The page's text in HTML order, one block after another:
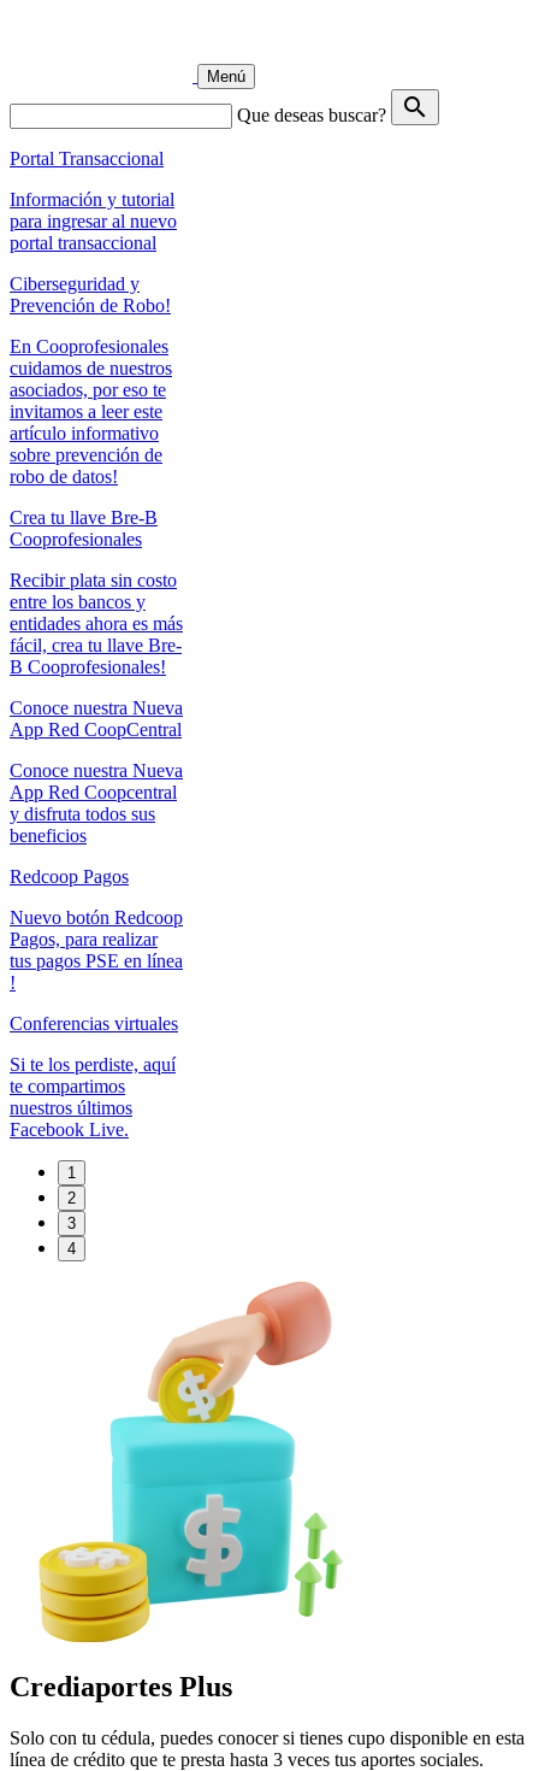
Menú
Que deseas buscar? search
Portal Transaccional
Información y tutorial
para ingresar al nuevo
portal transaccional
Ciberseguridad y
Prevención de Robo!
En Cooprofesionales
cuidamos de nuestros
asociados, por eso te
invitamos a leer este
artículo informativo
sobre prevención de
robo de datos!
Crea tu llave Bre-B
Cooprofesionales
Recibir plata sin costo
entre los bancos y
entidades ahora es más
fácil, crea tu llave Bre-
B Cooprofesionales!
Conoce nuestra Nueva
App Red CoopCentral
Conoce nuestra Nueva
App Red Coopcentral
y disfruta todos sus
beneficios
Redcoop Pagos
Nuevo botón Redcoop
Pagos, para realizar
tus pagos PSE en línea
!
Conferencias virtuales
Si te los perdiste, aquí
te compartimos
nuestros últimos
Facebook Live.
1
2
3
4
Crediaportes Plus
Solo con tu cédula, puedes conocer si tienes cupo disponible en esta
línea de crédito que te presta hasta 3 veces tus aportes sociales.